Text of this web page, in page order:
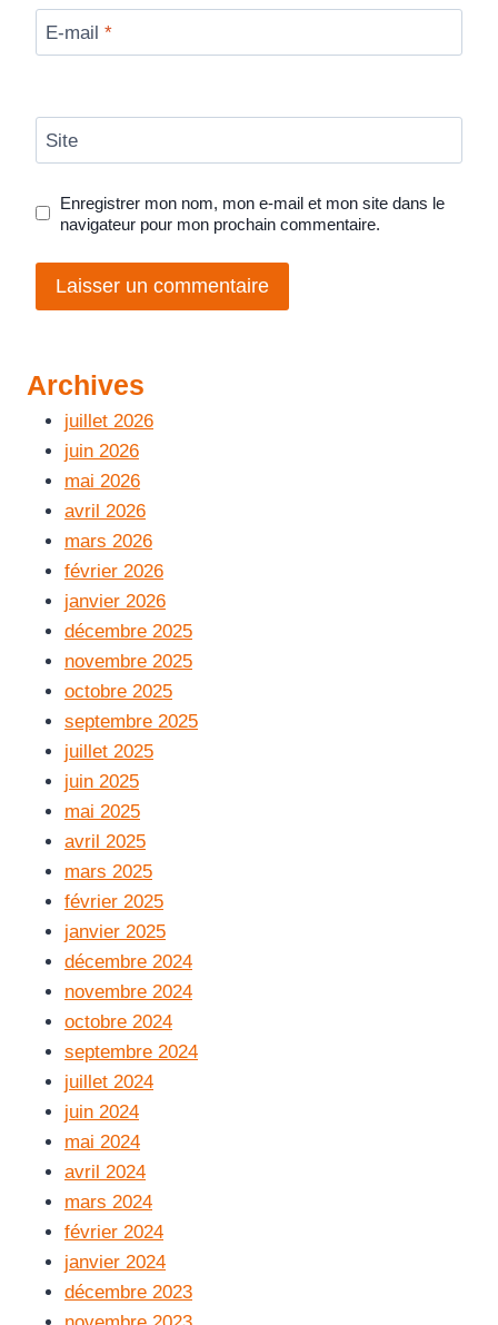
E-mail *
Site
Enregistrer mon nom, mon e-mail et mon site dans le
navigateur pour mon prochain commentaire.
Archives
juillet 2026
juin 2026
mai 2026
avril 2026
mars 2026
février 2026
janvier 2026
décembre 2025
novembre 2025
octobre 2025
septembre 2025
juillet 2025
juin 2025
mai 2025
avril 2025
mars 2025
février 2025
janvier 2025
décembre 2024
novembre 2024
octobre 2024
septembre 2024
juillet 2024
juin 2024
mai 2024
avril 2024
mars 2024
février 2024
janvier 2024
décembre 2023